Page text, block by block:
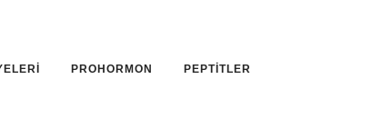
PROHORMON PEPTİTLER